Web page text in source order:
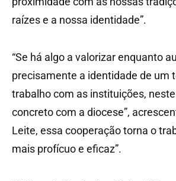
raízes e a nossa identidade”.
“Se há algo a valorizar enquanto
precisamente a identidade de um
trabalho com as instituições,
concreto com a diocese”,
Leite, essa cooperação torna o
mais profícuo e eficaz”.